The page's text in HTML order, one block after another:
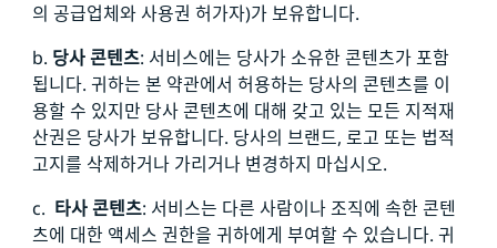
의 공급업체와 사용권 허가자)가 보유합니다.
b. 당사 콘텐츠: 서비스에는 당사가 소유한 콘텐츠가 포함
됩니다. 귀하는 본 약관에서 허용하는 당사의 콘텐츠를 이
용할 수 있지만 당사 콘텐츠에 대해 갖고 있는 모든 지적재
산권은 당사가 보유합니다. 당사의 브랜드, 로고 또는 법적
고지를 삭제하거나 가리거나 변경하지 마십시오.
c. 타사 콘텐츠: 서비스는 다른 사람이나 조직에 속한 콘텐
츠에 대한 액세스 권한을 귀하에게 부여할 수 있습니다. 귀